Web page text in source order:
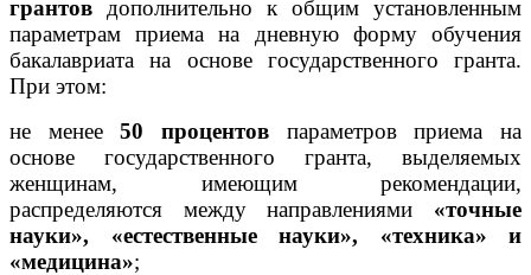
грантов дополнительно к общим установленным
параметрам приема на дневную форму обучения
бакалавриата на основе государственного гранта.
При этом:
не менее50 процентов параметров приема на
основе государственного гранта, выделяемых
женщинам, имеющим рекомендации,
распределяются между направлениями «точные
науки», «естественные науки», «техника» и
«медицина»;